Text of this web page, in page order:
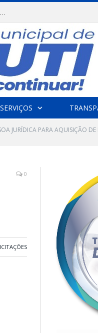
FESTRIBAL 2026 – No Coração da Amazônia. Apresentação da Munduruku.
SERVIÇOS
JURÍDICA PARA AQUISIÇÃO
0